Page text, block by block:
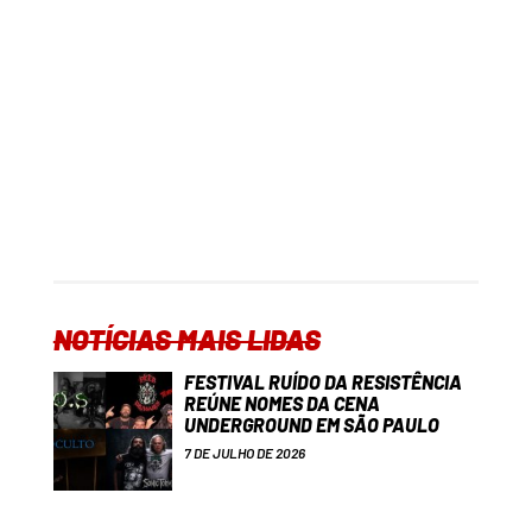
NOTÍCIAS MAIS LIDAS
FESTIVAL RUÍDO DA RESISTÊNCIA
REÚNE NOMES DA CENA
UNDERGROUND EM SÃO PAULO
7 DE JULHO DE 2026